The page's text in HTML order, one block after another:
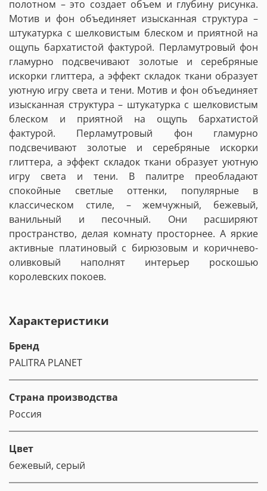
полотном – это создает объем и глубину рисунка.
Мотив и фон объединяет изысканная структура –
штукатурка с шелковистым блеском и приятной на
ощупь бархатистой фактурой. Перламутровый фон
гламурно подсвечивают золотые и серебряные
искорки глиттера, а эффект складок ткани образует
уютную игру света и тени. Мотив и фон объединяет
изысканная структура – штукатурка с шелковистым
блеском и приятной на ощупь бархатистой
фактурой. Перламутровый фон гламурно
подсвечивают золотые и серебряные искорки
глиттера, а эффект складок ткани образует уютную
игру света и тени. В палитре преобладают
спокойные светлые оттенки, популярные в
классическом стиле, – жемчужный, бежевый,
ванильный и песочный. Они расширяют
пространство, делая комнату просторнее. А яркие
активные платиновый с бирюзовым и коричнево-
оливковый наполнят интерьер роскошью
королевских покоев.
Характеристики
Бренд
PALITRA PLANET
Страна производства
Россия
Цвет
бежевый, серый